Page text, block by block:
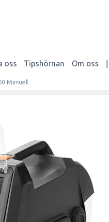
oss Tipshörnan Om oss
Manuell